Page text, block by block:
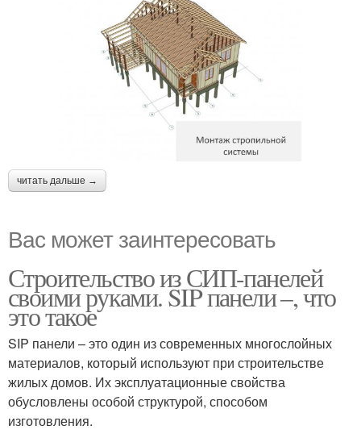
читать дальше →
Вас может заинтересовать
Строительство из СИП-панелей
своими руками. SIP панели –, что
это такое
SIP панели – это один из современных многослойных
материалов, который используют при строительстве
жилых домов. Их эксплуатационные свойства
обусловлены особой структурой, способом
изготовления.